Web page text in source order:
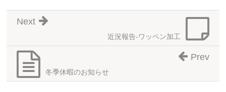
近況報告-ワッペン加工
Next
冬季休暇のお知らせ
Prev